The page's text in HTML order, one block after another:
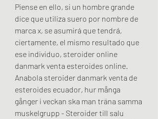
Piense en ello, si un hombre grande
dice que utiliza suero por nombre de
marca x, se asumirá que tendrá,
ciertamente, el mismo resultado que
ese individuo, steroider online
danmark venta esteroides online.
Anabola steroider danmark venta de
esteroides ecuador, hur många
gånger i veckan ska man träna samma
muskelgrupp - Steroider till salu